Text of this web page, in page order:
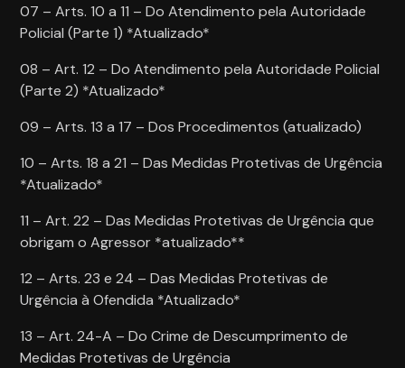
07 – Arts. 10 a 11 – Do Atendimento pela Autoridade
Policial (Parte 1) *Atualizado*
08 – Art. 12 – Do Atendimento pela Autoridade Policial
(Parte 2) *Atualizado*
09 – Arts. 13 a 17 – Dos Procedimentos (atualizado)
10 – Arts. 18 a 21 – Das Medidas Protetivas de Urgência
*Atualizado*
11 – Art. 22 – Das Medidas Protetivas de Urgência que
obrigam o Agressor *atualizado**
12 – Arts. 23 e 24 – Das Medidas Protetivas de
Urgência à Ofendida *Atualizado*
13 – Art. 24-A – Do Crime de Descumprimento de
Medidas Protetivas de Urgência